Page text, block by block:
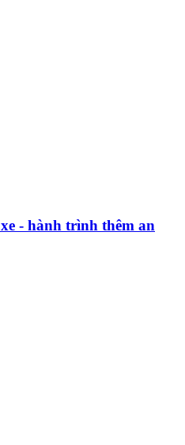
- hành trình thêm an